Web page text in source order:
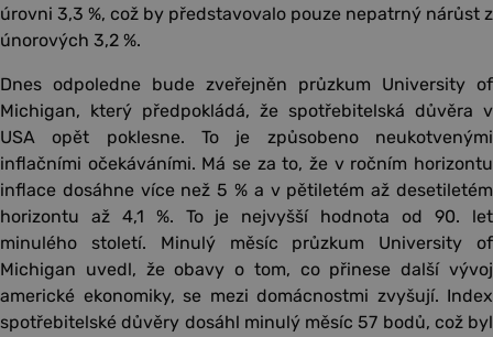
úrovni 3,3 %, což by představovalo pouze nepatrný nárůst z
únorových 3,2 %.
Dnes odpoledne bude zveřejněn průzkum University of
Michigan, který předpokládá, že spotřebitelská důvěra v
USA opět poklesne. To je způsobeno neukotvenými
inflačními očekáváními. Má se za to, že v ročním horizontu
inflace dosáhne více než 5 % a v pětiletém až desetiletém
horizontu až 4,1 %. To je nejvyšší hodnota od 90. let
minulého století. Minulý měsíc průzkum University of
Michigan uvedl, že obavy o tom, co přinese další vývoj
americké ekonomiky, se mezi domácnostmi zvyšují. Index
spotřebitelské důvěry dosáhl minulý měsíc 57 bodů, což byl